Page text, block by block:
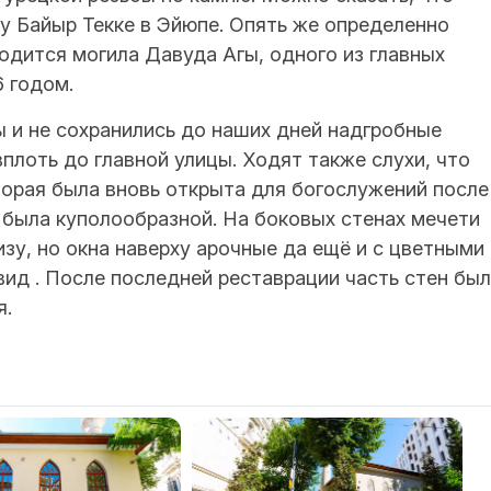
Байыр Текке в Эйюпе. Опять же определенно
могила Давуда Агы, одного из главных
годом.
не сохранились до наших дней надгробные
до главной улицы. Ходят также слухи, что
была вновь открыта для богослужений после
куполообразной. На боковых стенах мечети
но окна наверху арочные да ещё и с цветными
. После последней реставрации часть стен